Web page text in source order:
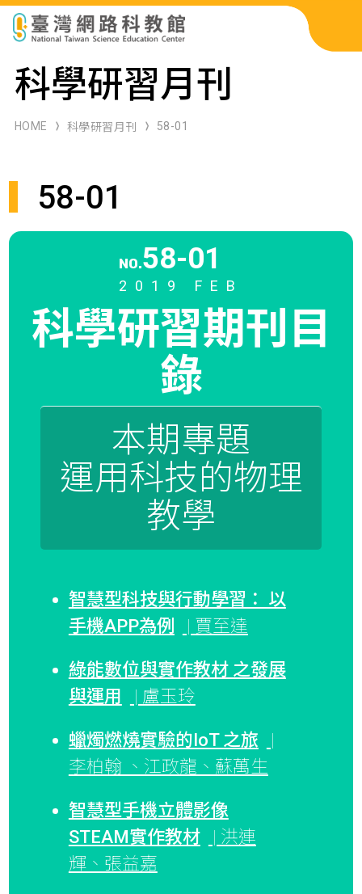
科展作品檢索
科學研習月刊
科學研習月刊
HOME 科學研習月刊 58-01
58-01
NO.58-01
2019 FEB
科學研習期刊 目
錄
本期專題
運用科技的物理
教學
智慧型科技與行動學習： 以
手機APP為例
| 賈至達
綠能數位與實作教材 之發展
與運用
| 盧玉玲
蠟燭燃燒實驗的IoT 之旅
|
李柏翰 、江政龍、蘇萬生
智慧型手機立體影像
STEAM實作教材
| 洪連
輝、張益嘉